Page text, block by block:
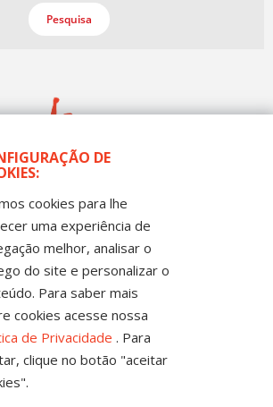
DE
cookies para lhe
uma experiência de
melhor, analisar o
do site e personalizar o
Para saber mais
cookies acesse nossa
de Privacidade . Para
clique no botão "aceitar
Pesquisa
Todos os Direitos Reservados
MT - Sindicato dos Trabalhadores no Ensino
Público de Mato Grosso
Rua Mestre João Guimarães, 102 -
- Cuiabá-MT CEP 78010-170 |
3317-4300 - 0800 654343 - Fax: 3317
4327